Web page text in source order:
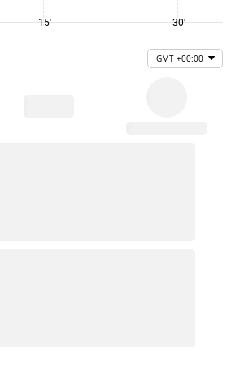
15' 30'
GMT +00:00